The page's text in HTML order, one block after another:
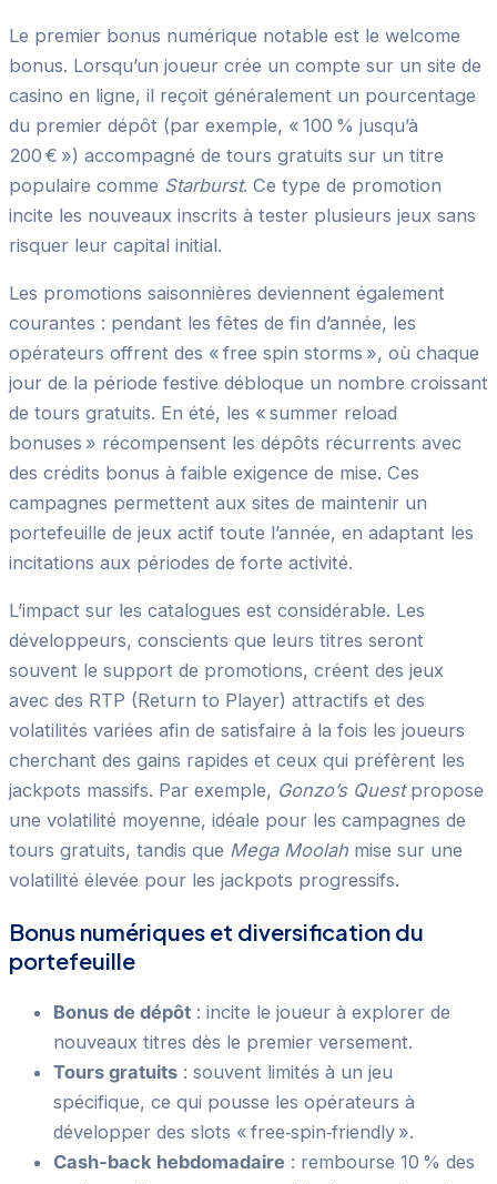
Le premier bonus numérique notable est le welcome
bonus. Lorsqu’un joueur crée un compte sur un site de
casino en ligne, il reçoit généralement un pourcentage
du premier dépôt (par exemple, « 100 % jusqu’à
200 € ») accompagné de tours gratuits sur un titre
populaire comme Starburst. Ce type de promotion
incite les nouveaux inscrits à tester plusieurs jeux sans
risquer leur capital initial.
Les promotions saisonnières deviennent également
courantes : pendant les fêtes de fin d’année, les
opérateurs offrent des « free spin storms », où chaque
jour de la période festive débloque un nombre croissant
de tours gratuits. En été, les « summer reload
bonuses » récompensent les dépôts récurrents avec
des crédits bonus à faible exigence de mise. Ces
campagnes permettent aux sites de maintenir un
portefeuille de jeux actif toute l’année, en adaptant les
incitations aux périodes de forte activité.
L’impact sur les catalogues est considérable. Les
développeurs, conscients que leurs titres seront
souvent le support de promotions, créent des jeux
avec des RTP (Return to Player) attractifs et des
volatilités variées afin de satisfaire à la fois les joueurs
cherchant des gains rapides et ceux qui préfèrent les
jackpots massifs. Par exemple, Gonzo’s Questpropose
une volatilité moyenne, idéale pour les campagnes de
tours gratuits, tandis que Mega Moolah mise sur une
volatilité élevée pour les jackpots progressifs.
Bonus numériques et diversification du
portefeuille
Bonus de dépôt : incite le joueur à explorer de
nouveaux titres dès le premier versement.
Tours gratuits : souvent limités à un jeu
spécifique, ce qui pousse les opérateurs à
développer des slots « free‑spin‑friendly ».
Cash‑back hebdomadaire : rembourse 10 % des